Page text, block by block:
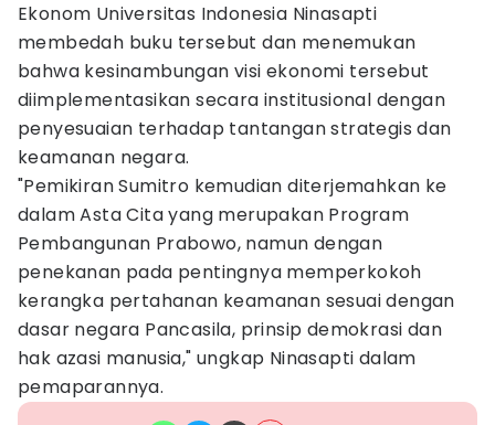
Ekonom Universitas Indonesia Ninasapti
membedah buku tersebut dan menemukan
bahwa kesinambungan visi ekonomi tersebut
diimplementasikan secara institusional dengan
penyesuaian terhadap tantangan strategis dan
keamanan negara.
"Pemikiran Sumitro kemudian diterjemahkan ke
dalam Asta Cita yang merupakan Program
Pembangunan Prabowo, namun dengan
penekanan pada pentingnya memperkokoh
kerangka pertahanan keamanan sesuai dengan
dasar negara Pancasila, prinsip demokrasi dan
hak azasi manusia," ungkap Ninasapti dalam
pemaparannya.